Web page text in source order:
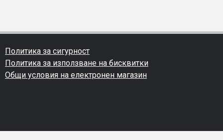
Политика за сигурност
Политика за използване на бисквитки
Общи условия на електронен магазин